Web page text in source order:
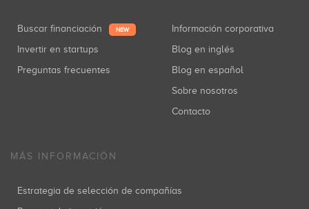
Buscar financiación NEW
Invertir en startups
Preguntas frecuentes
Información corporativa
Blog en inglés
Blog en español
Sobre nosotros
Contacto
MÁS INFORMACIÓN
Estrategia de selección de compañías